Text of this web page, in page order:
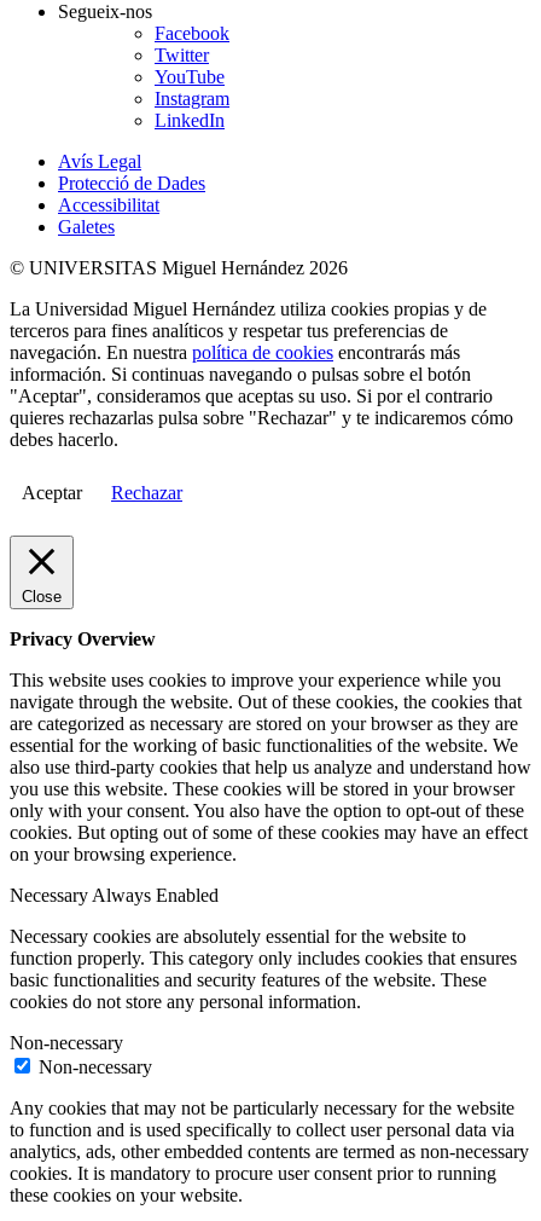
Segueix-nos
Facebook
Twitter
YouTube
Instagram
LinkedIn
Avís Legal
Protecció de Dades
Accessibilitat
Galetes
© UNIVERSITAS Miguel Hernández 2026
La Universidad Miguel Hernández utiliza cookies propias y de
terceros para fines analíticos y respetar tus preferencias de
navegación. En nuestra política de cookies encontrarás más
información. Si continuas navegando o pulsas sobre el botón
"Aceptar", consideramos que aceptas su uso. Si por el contrario
quieres rechazarlas pulsa sobre "Rechazar" y te indicaremos cómo
debes hacerlo.
Aceptar Rechazar
Close
Privacy Overview
This website uses cookies to improve your experience while you
navigate through the website. Out of these cookies, the cookies that
are categorized as necessary are stored on your browser as they are
essential for the working of basic functionalities of the website. We
also use third-party cookies that help us analyze and understand how
you use this website. These cookies will be stored in your browser
only with your consent. You also have the option to opt-out of these
cookies. But opting out of some of these cookies may have an effect
on your browsing experience.
NecessaryAlways Enabled
Necessary cookies are absolutely essential for the website to
function properly. This category only includes cookies that ensures
basic functionalities and security features of the website. These
cookies do not store any personal information.
Non-necessary
Non-necessary
Any cookies that may not be particularly necessary for the website
to function and is used specifically to collect user personal data via
analytics, ads, other embedded contents are termed as non-necessary
cookies. It is mandatory to procure user consent prior to running
these cookies on your website.